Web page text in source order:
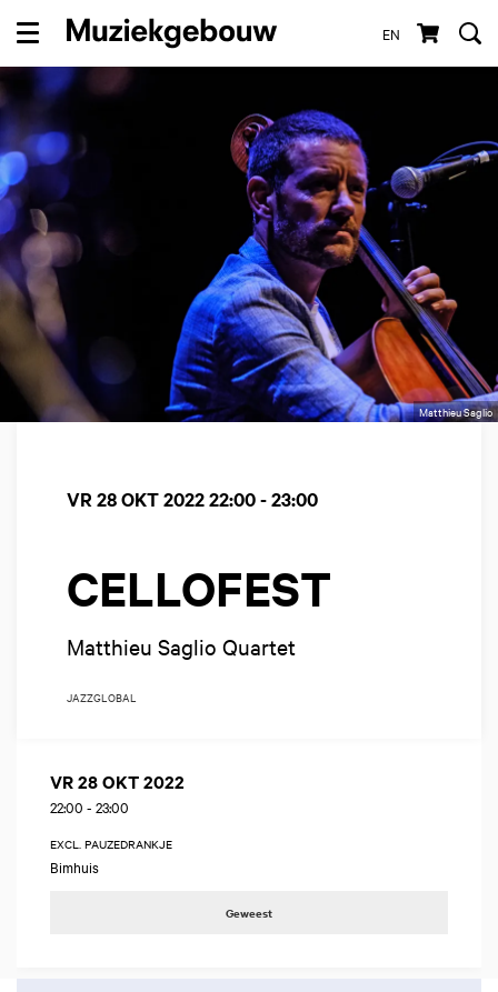
EN
Menu
Matthieu Saglio
CELLOFEST
Matthieu Saglio Quartet
VR 28 OKT 202222:00 - 23:00
JAZZGLOBAL
VR 28 OKT 2022
22:00 - 23:00
EXCL. PAUZEDRANKJE
Bimhuis
Geweest